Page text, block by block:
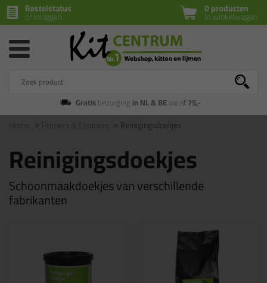
0 producten
in winkelwagen
Bestelstatus
of inloggen
Gratisbezorging in NL & BEvanaf75,-
Reinigingsdoekjes
Reinigingsdoekjes
Schoonmaakdoekjes van verschillende
fabrikanten